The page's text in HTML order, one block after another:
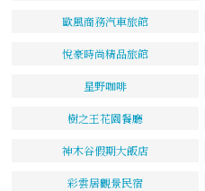
歐風商務汽車旅館
悅豪時尚精品旅館
星野咖啡
樹之王花園餐廳
神木谷假期大飯店
彩雲居觀景民宿